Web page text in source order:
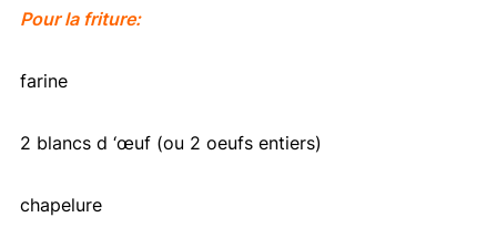
Pour la friture:
farine
2 blancs d ‘œuf (ou 2 oeufs entiers)
chapelure